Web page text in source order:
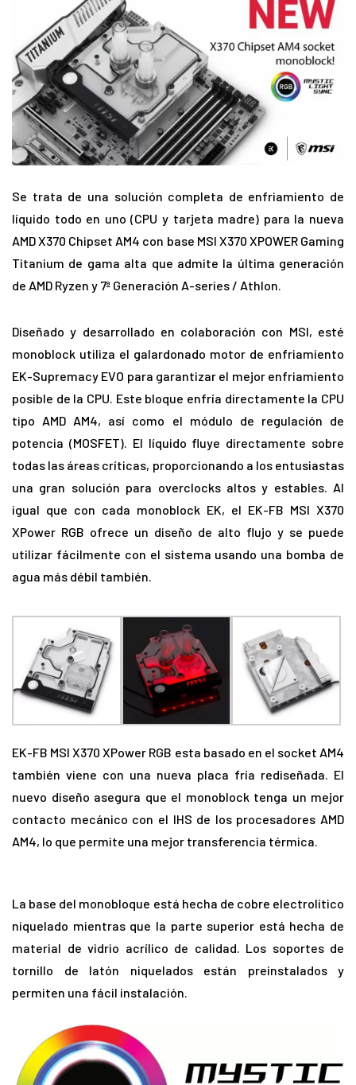
Se trata de una solución completa de enfriamiento de
líquido todo en uno (CPU y tarjeta madre) para la nueva
AMD X370 Chipset AM4 con base MSI X370 XPOWER Gaming
Titanium de gama alta que admite la última generación
de AMD Ryzen y 7ª Generación A-series / Athlon.
Diseñado y desarrollado en colaboración con MSI, esté
monoblock utiliza el galardonado motor de enfriamiento
EK-Supremacy EVO para garantizar el mejor enfriamiento
posible de la CPU. Este bloque enfría directamente la CPU
tipo AMD AM4, así como el módulo de regulación de
potencia (MOSFET). El líquido fluye directamente sobre
todas las áreas críticas, proporcionando a los entusiastas
una gran solución para overclocks altos y estables. Al
igual que con cada monoblock EK, el EK-FB MSI X370
XPower RGB ofrece un diseño de alto flujo y se puede
utilizar fácilmente con el sistema usando una bomba de
agua más débil también.
EK-FB MSI X370 XPower RGB esta basado en el socket AM4
también viene con una nueva placa fría rediseñada. El
nuevo diseño asegura que el monoblock tenga un mejor
contacto mecánico con el IHS de los procesadores AMD
AM4, lo que permite una mejor transferencia térmica.
La base del monobloque está hecha de cobre electrolítico
niquelado mientras que la parte superior está hecha de
material de vidrio acrílico de calidad. Los soportes de
tornillo de latón niquelados están preinstalados y
permiten una fácil instalación.